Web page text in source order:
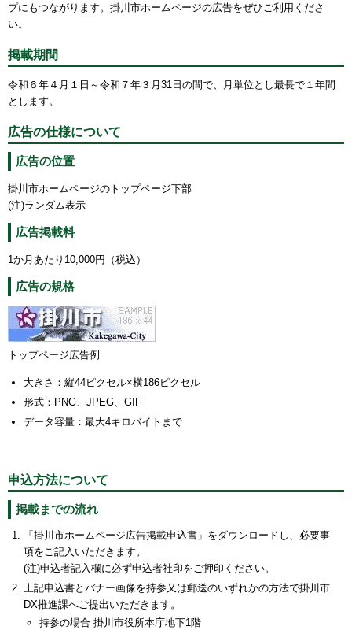
プにもつながります。掛川市ホームページの広告をぜひご利用くださ
い。
掲載期間
令和６年４月１日～令和７年３月31日の間で、月単位とし最長で１年間
とします。
広告の仕様について
広告の位置
掛川市ホームページのトップページ下部
(注)ランダム表示
広告掲載料
1か月あたり10,000円（税込）
広告の規格
トップページ広告例
大きさ：縦44ピクセル×横186ピクセル
形式：PNG、JPEG、GIF
データ容量：最大4キロバイトまで
申込方法について
掲載までの流れ
「掛川市ホームページ広告掲載申込書」をダウンロードし、必要事
項をご記入いただきます。
(注)申込者記入欄に必ず申込者社印をご押印ください。
上記申込書とバナー画像を持参又は郵送のいずれかの方法で掛川市
DX推進課へご提出いただきます。
持参の場合 掛川市役所本庁地下1階